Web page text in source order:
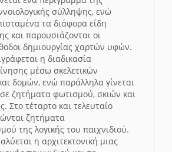
σύλληψης, ενώ
τα διάφορα είδη
και παρουσιάζονται οι
δημιουργίας χαρτών υφών.
η διαδικασία
μέσω σκελετικών
δομών, ενώ παράλληλα γίνεται
ζητήματα φωτισμού, σκιών και
Στο τέταρτο και τελευταίο
ζητήματα
της λογικής του παιχνιδιού.
η αρχιτεκτονική μιας